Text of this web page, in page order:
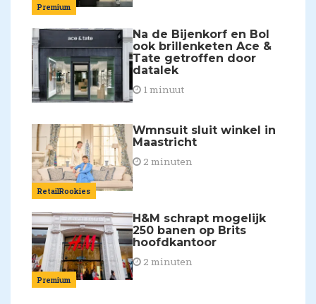
Premium
Na de Bijenkorf en Bol
ook brillenketen Ace &
Tate getroffen door
datalek
1 minuut
RetailRookies
Wmnsuit sluit winkel in
Maastricht
2 minuten
Premium
H&M schrapt mogelijk
250 banen op Brits
hoofdkantoor
2 minuten